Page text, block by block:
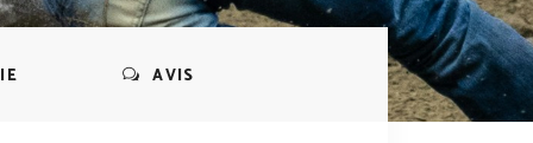
AVIS